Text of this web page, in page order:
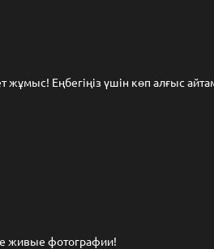
жұмыс! Еңбегіңіз үшін көп алғыс
живые фотографии!